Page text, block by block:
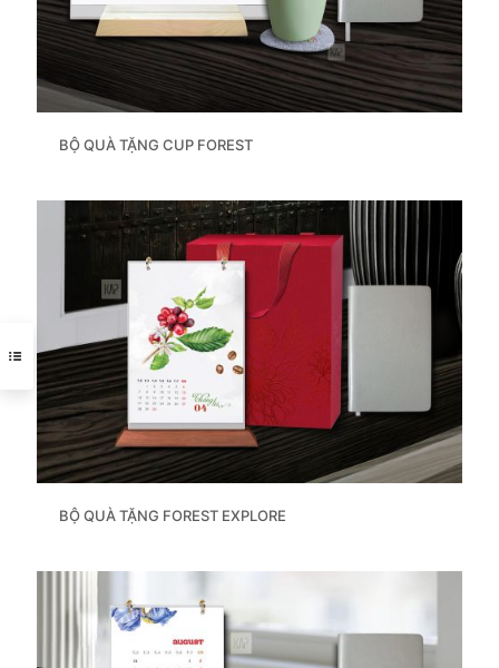
BỘ QUÀ TẶNG CUP FOREST
BỘ QUÀ TẶNG FOREST EXPLORE